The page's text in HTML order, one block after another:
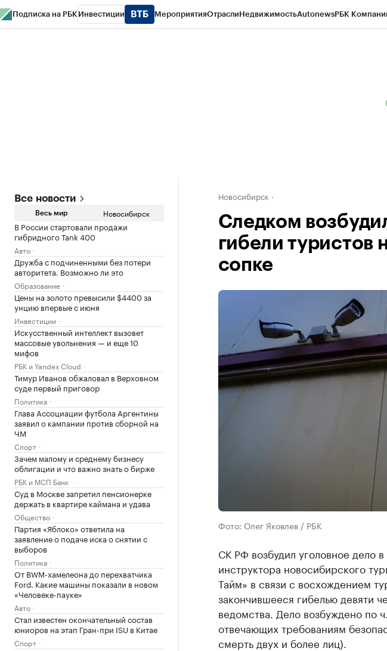
Подписка на РБК Инвестиции МероприятияОтраслиНедвижимостьAutonewsРБК
Все новости
Весь мир Новосибирск
В России стартовали продажи
гибридного Tank 400
Авто
Дружба с подчиненными без потери
авторитета. Возможно ли это
Образование
Цены на золото превысили $4400 за
унцию впервые с июня
Инвестиции
Искусственный интеллект вызовет
массовые увольнения — и еще 10
мифов
РБК и Yandex Cloud
Тимур Иванов обжаловал в Верховном
суде первый приговор
Политика
Глава Ассоциации футбола Аргентины
заявил о кампании против сборной на
ЧМ
Спорт
Зачем малому и среднему бизнесу
облигации и что важно знать о бирже
РБК и МСП Банк
Суд в Москве запретил пенсионерке
держать в квартире каймана и удава
Общество
Партия «Яблоко» ответила на
заявление о подаче иска о снятии с
выборов
Политика
От BWM-хамелеона до перехватчика
Ford. Какие машины показали в новом
«Человеке-пауке»
Авто
Стал известен окончательный состав
юниоров на этап Гран-при ISU в Китае
Спорт
Новосибирск
Следком
гибели туристов
сопке
Фото: Олег Яковлев / РБК
СК РФ возбудил уголовное дело
инструктора новосибирского
Тайм» в связи с восхождением
закончившееся гибелью девяти
ведомства. Дело возбуждено по
отвечающих требованиям
смерть двух и более лиц).